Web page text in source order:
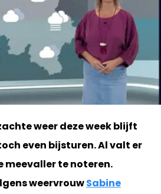
weer deze week blijft
even bijsturen. Al valt er
meevaller te noteren.
weervrouwSabine